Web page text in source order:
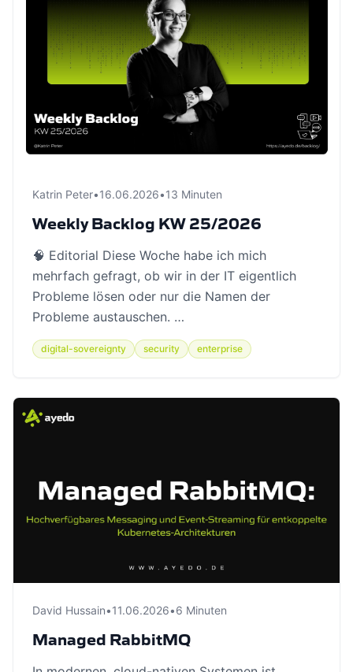
Katrin Peter•16.06.2026•13 Minuten
Weekly Backlog KW 25/2026
🧠 Editorial Diese Woche habe ich mich
mehrfach gefragt, ob wir in der IT eigentlich
Probleme lösen oder nur die Namen der
Probleme austauschen. …
digital-sovereignty security enterprise
David Hussain•11.06.2026•6 Minuten
Managed RabbitMQ